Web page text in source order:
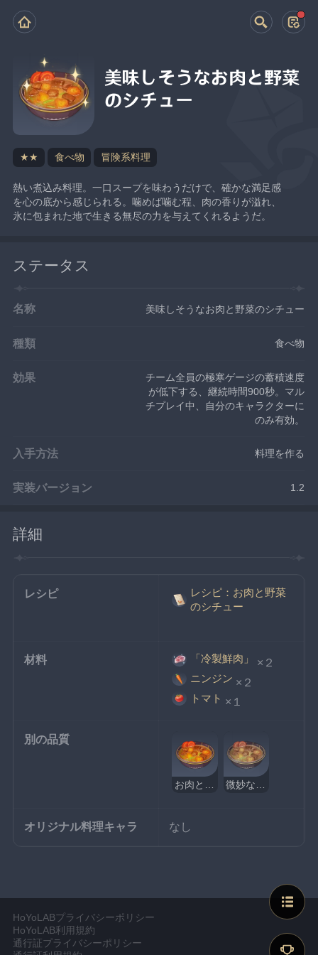
美味しそうなお肉と野菜
のシチュー
★★ 食べ物 冒険系料理
熱い煮込み料理。一口スープを味わうだけで、確かな満足感
を心の底から感じられる。噛めば噛む程、肉の香りが溢れ、
氷に包まれた地で生きる無尽の力を与えてくれるようだ。
ステータス
名称 美味しそうなお肉と野菜のシチュー
種類 食べ物
効果
チーム全員の極寒ゲージの蓄積速度
が低下する、継続時間900秒。マル
チプレイ中、自分のキャラクターに
のみ有効。
入手方法 料理を作る
実装バージョン 1.2
詳細
レシピ
レシピ：お肉と野菜
のシチュー
材料 「冷製鮮肉」
×２
ニンジン ×２
トマト ×１
別の品質
オリジナル料理キャラ なし
HoYoLABプライバシーポリシー
HoYoLAB利用規約
通行証プライバシーポリシー